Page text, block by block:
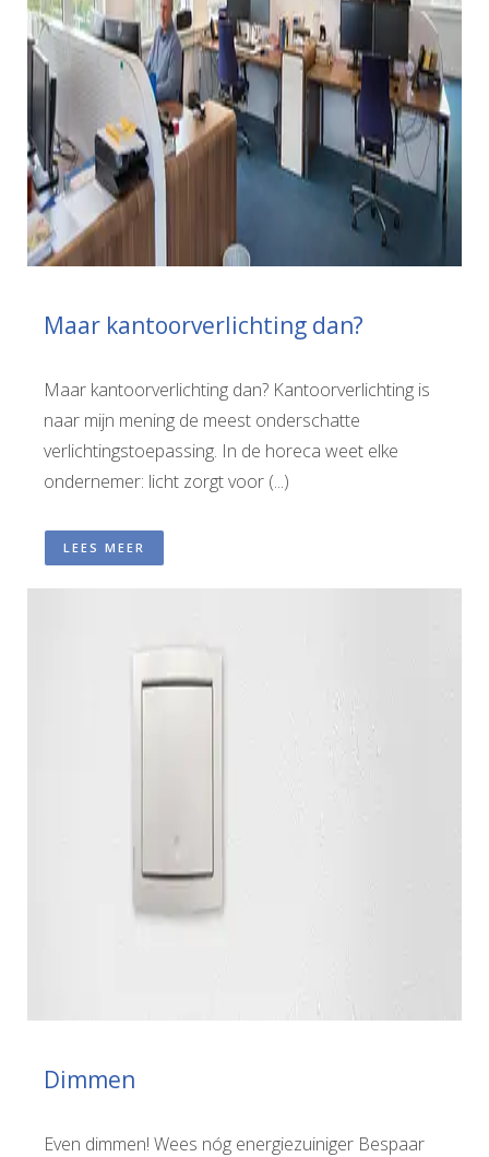
Maar kantoorverlichting dan?
Maar kantoorverlichting dan? Kantoorverlichting is
naar mijn mening de meest onderschatte
verlichtingstoepassing. In de horeca weet elke
ondernemer: licht zorgt voor (...)
LEES MEER
Dimmen
Even dimmen! Wees nóg energiezuiniger Bespaar